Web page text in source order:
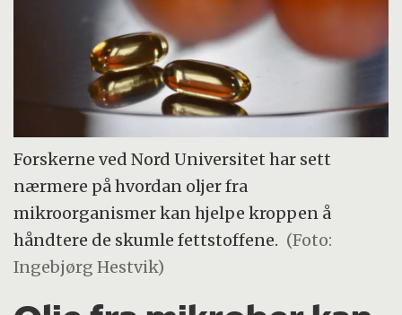
Forskerne ved Nord Universitet har sett
nærmere på hvordan oljer fra
mikroorganismer kan hjelpe kroppen å
håndtere de skumle fettstoffene. (Foto:
Ingebjørg Hestvik)